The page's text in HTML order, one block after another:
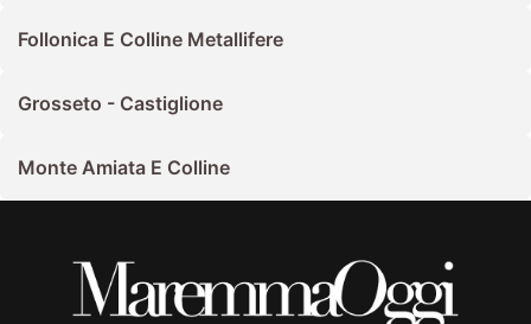
Follonica E Colline Metallifere
Grosseto - Castiglione
Monte Amiata E Colline